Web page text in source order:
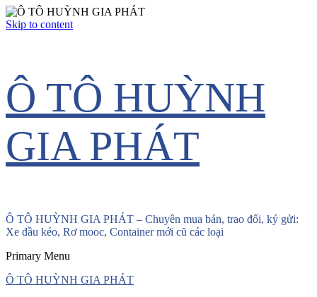
Skip to content
Ô TÔ HUỲNH
GIA PHÁT
Ô TÔ HUỲNH GIA PHÁT – Chuyên mua bán, trao đổi, ký gửi:
Xe đầu kéo, Rơ mooc, Container mới cũ các loại
Primary Menu
Ô TÔ HUỲNH GIA PHÁT